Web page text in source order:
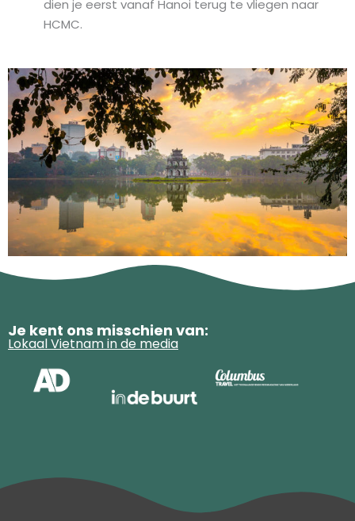
dien je eerst vanaf Hanoi terug te vliegen naar
HCMC.
Je kent ons misschien van:
Lokaal Vietnam in de media